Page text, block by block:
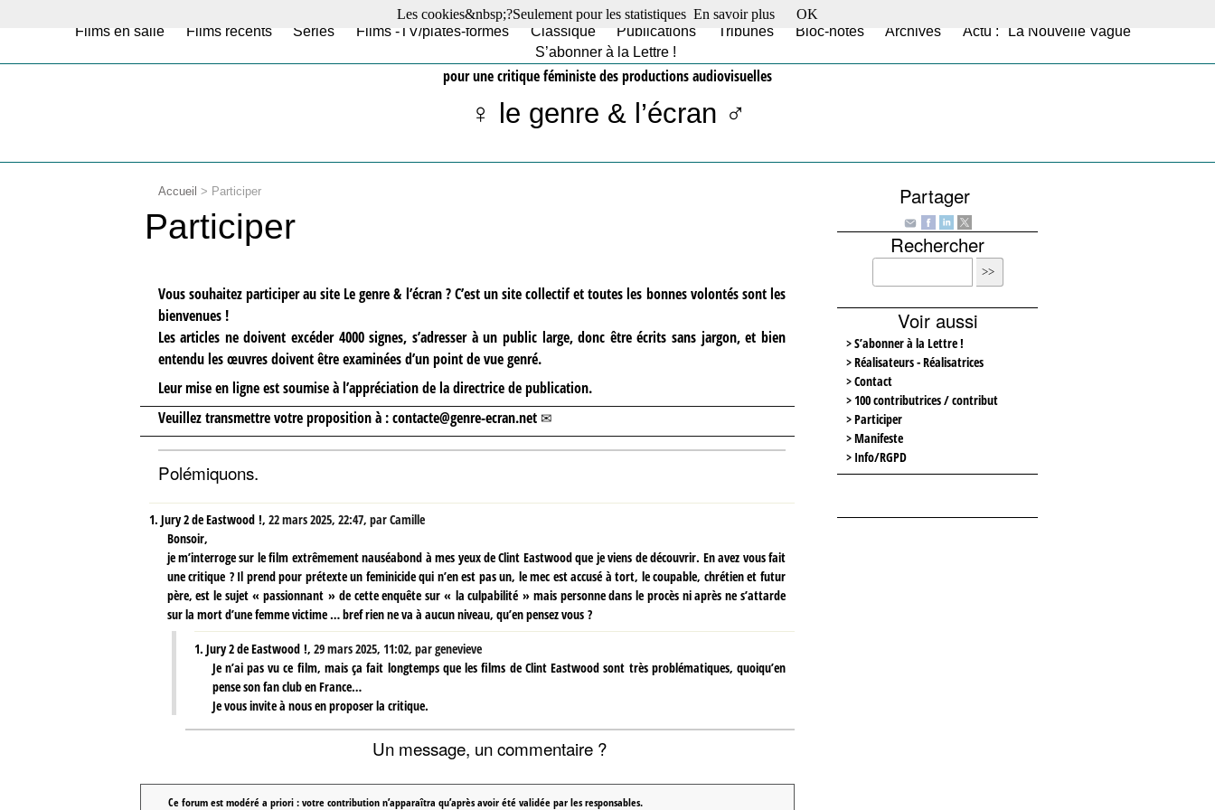
Films en salle Films récents Séries Films -TV/plates-formes Classique Publications Tribunes Bloc-notes Archives
Actu : "La Nouvelle Vague"
S’abonner à la Lettre !
pour une critique féministe des productions audiovisuelles
♀ le genre & l’écran ♂
Accueil > Participer
Participer
Vous souhaitez participer au site Le genre & l’écran ? C’est un site collectif et toutes les bonnes volontés sont les
bienvenues !
Les articles ne doivent excéder 4000 signes, s’adresser à un public large, donc être écrits sans jargon, et bien
entendu les œuvres doivent être examinées d’un point de vue genré.
Leur mise en ligne est soumise à l’appréciation de la directrice de publication.
Veuillez transmettre votre proposition à :contacte@genre-ecran.net
Polémiquons.
1. Jury 2 de Eastwood !, 22 mars 2025, 22:47, parCamille
Bonsoir,
je m’interroge sur le film extrêmement nauséabond à mes yeux de Clint Eastwood que je viens de découvrir. En avez vous fait
une critique ? Il prend pour prétexte un feminicide qui n’en est pas un, le mec est accusé à tort, le coupable, chrétien et futur
père, est le sujet « passionnant » de cette enquête sur « la culpabilité » mais personne dans le procès ni après ne s’attarde
sur la mort d’une femme victime … bref rien ne va à aucun niveau, qu’en pensez vous ?
1. Jury 2 de Eastwood !, 29 mars 2025, 11:02, pargenevieve
Je n’ai pas vu ce film, mais ça fait longtemps que les films de Clint Eastwood sont très problématiques, quoiqu’en
pense son fan club en France…
Je vous invite à nous en proposer la critique.
Un message, un commentaire ?
Ce forum est modéré a priori : votre contribution n’apparaîtra qu’après avoir été validée par les responsables.
Partager
Rechercher
Voir aussi
> S’abonner à la Lettre !
> Réalisateurs - Réalisatrices
> Contact
> 100 contributrices / contribut
> Participer
> Manifeste
> Info/RGPD
Les cookies&nbsp;?Seulement pour les statistiques En savoir plus OK